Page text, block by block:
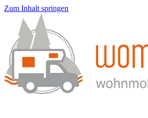
Zum Inhalt springen